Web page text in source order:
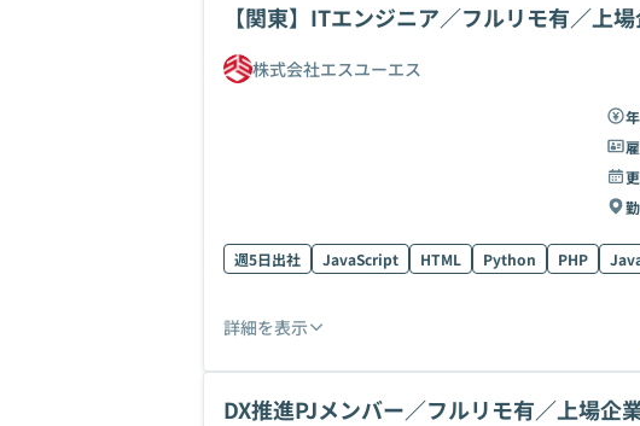
【関東】ITエンジニア／フルリモ有／上
株式会社エスユーエス
週5日出社 JavaScript HTML Python PHP
詳細を表示
DX推進PJメンバー／フルリモ有／上場企